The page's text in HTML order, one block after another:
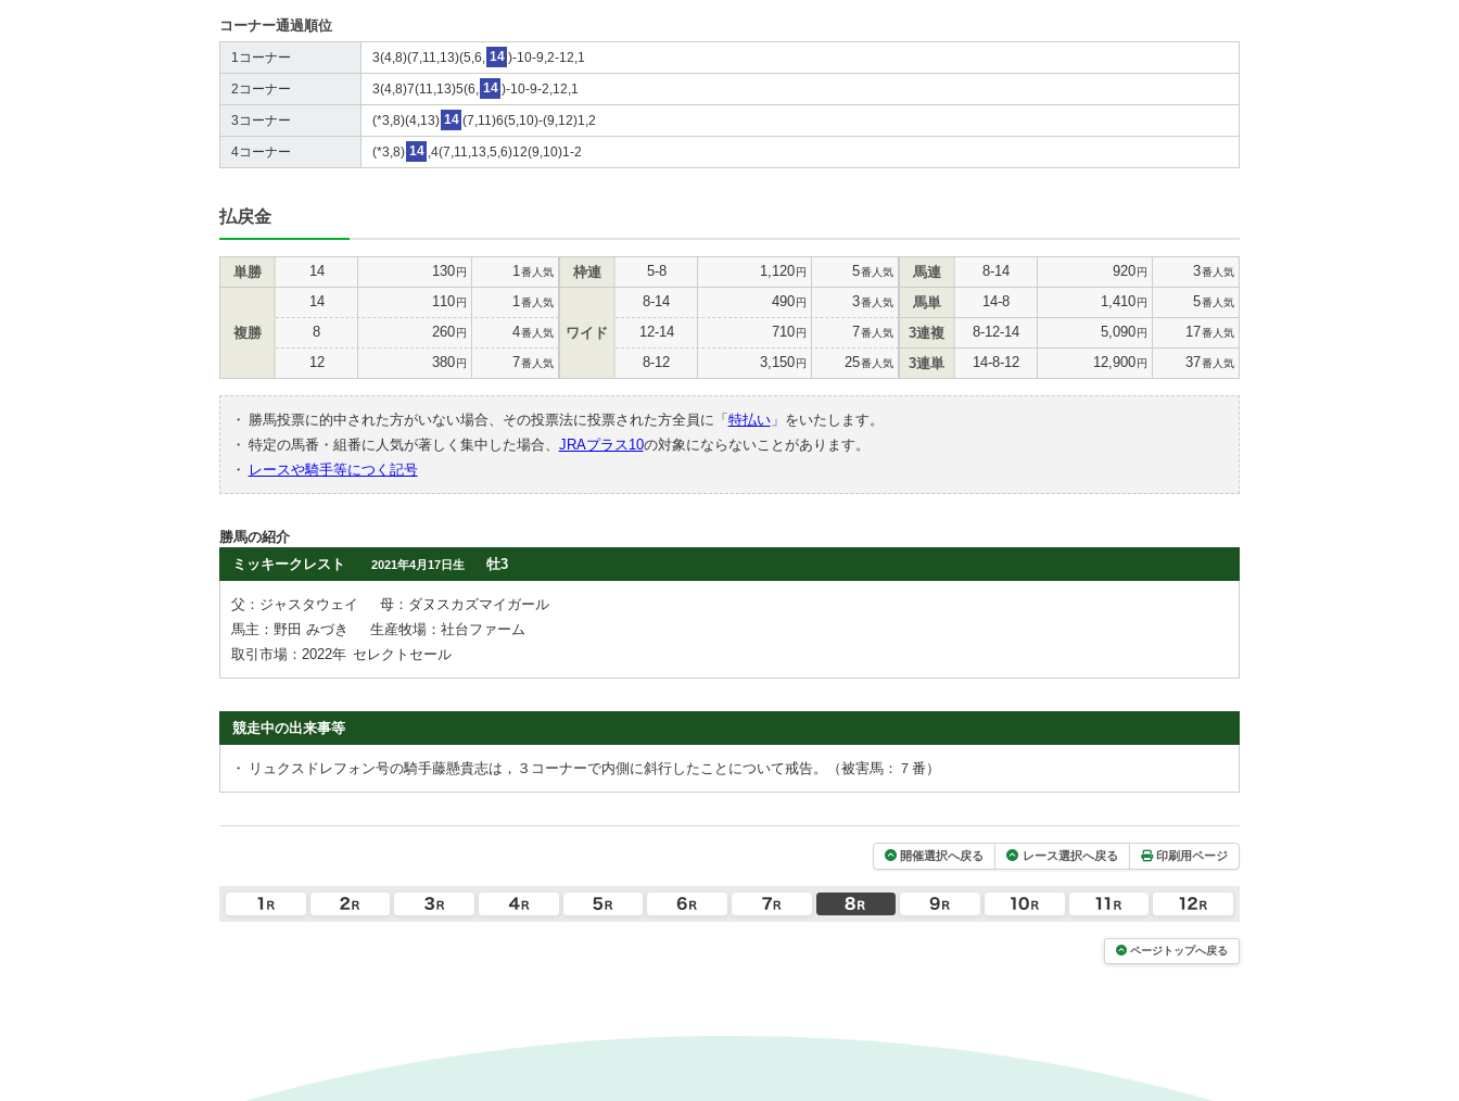
コーナー通過順位
1コーナー 3(4,8)(7,11,13)(5,6, 14 )-10-9,2-12,1
2コーナー 3(4,8)7(11,13)5(6, 14 )-10-9-2,12,1
3コーナー (*3,8)(4,13) 14 (7,11)6(5,10)-(9,12)1,2
4コーナー (*3,8) 14 ,4(7,11,13,5,6)12(9,10)1-2
払戻金
単勝 14 130円 1 番人気
複勝
14 110円 1 番人気
8 260円 4番人気
12 380円 7番人気
枠連 5-8 1,120円 5番人気
ワイド
8-14 490円 3番人気
12-14 710円 7番人気
8-12 3,150円 25番人気
馬連 8-14 920円 3番人気
馬単 14-8 1,410円 5番人気
3連複 8-12-14 5,090円 17番人気
3連単 14-8-12 12,900円 37番人気
・ 勝馬投票に的中された方がいない場合、その投票法に投票された方全員に「 特払い」をいたします。
・ 特定の馬番・組番に人気が著しく集中した場合、 JRAプラス10の対象にならないことがあります。
・
レースや騎手等につく記号
勝馬の紹介
ミッキークレスト
2021年4月17日生 牡3
父：ジャスタウェイ
母：ダヌスカズマイガール
馬主：野田 みづき
生産牧場：社台ファーム
取引市場：2022年 セレクトセール
競走中の出来事等
・ リュクスドレフォン号の騎手藤懸貴志は，３コーナーで内側に斜行したことについて戒告。（被害馬：７番）
開催選択へ戻る レース選択へ戻る 印刷用ページ
ページトップへ戻る